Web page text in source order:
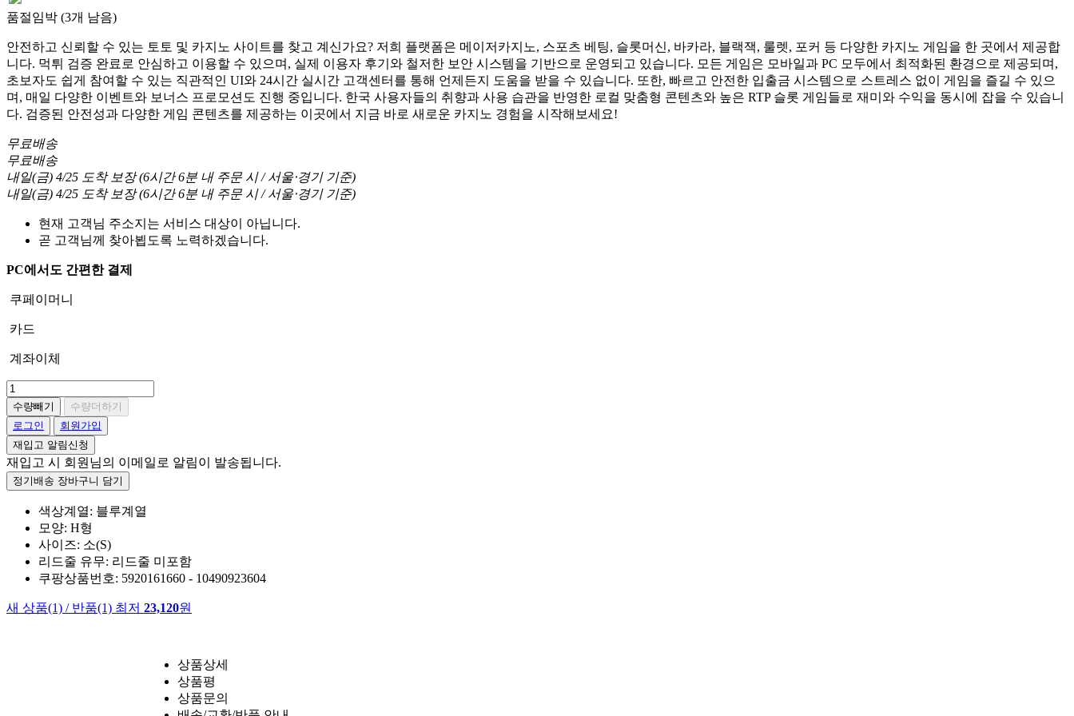
품절임박 (3개 남음)
안전하고 신뢰할 수 있는 토토 및 카지노 사이트를 찾고 계신가요? 저희 플랫폼은 메이저카지노, 스포츠 베팅, 슬롯머신, 바카라, 블랙잭, 룰렛, 포커 등 다양한 카지노 게임을 한 곳에서 제공합
니다. 먹튀 검증 완료로 안심하고 이용할 수 있으며, 실제 이용자 후기와 철저한 보안 시스템을 기반으로 운영되고 있습니다. 모든 게임은 모바일과 PC 모두에서 최적화된 환경으로 제공되며,
초보자도 쉽게 참여할 수 있는 직관적인 UI와 24시간 실시간 고객센터를 통해 언제든지 도움을 받을 수 있습니다. 또한, 빠르고 안전한 입출금 시스템으로 스트레스 없이 게임을 즐길 수 있으
며, 매일 다양한 이벤트와 보너스 프로모션도 진행 중입니다. 한국 사용자들의 취향과 사용 습관을 반영한 로컬 맞춤형 콘텐츠와 높은 RTP 슬롯 게임들로 재미와 수익을 동시에 잡을 수 있습니
다. 검증된 안전성과 다양한 게임 콘텐츠를 제공하는 이곳에서 지금 바로 새로운 카지노 경험을 시작해보세요!
무료배송
무료배송
내일(금) 4/25 도착 보장(6시간 6분 내 주문 시/ 서울⋅경기 기준)
내일(금) 4/25 도착 보장(6시간 6분 내 주문 시/ 서울⋅경기 기준)
현재 고객님 주소지는 서비스 대상이 아닙니다.
곧 고객님께 찾아뵙도록 노력하겠습니다.
PC에서도 간편한 결제
쿠페이머니
카드
계좌이체
수량빼기
수량더하기
로그인
회원가입
재입고 알림신청
재입고 시 회원님의 이메일로 알림이 발송됩니다.
정기배송 장바구니 담기
색상계열: 블루계열
모양: H형
사이즈: 소(S)
리드줄 유무: 리드줄 미포함
쿠팡상품번호: 5920161660 - 10490923604
새 상품(1) / 반품(1) 최저 23,120원
상품상세
상품평
상품문의